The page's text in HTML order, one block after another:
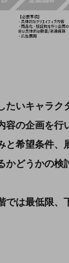
たいキャラク
容の企画を行
と希望条件、
かどうかの検
では最低限、